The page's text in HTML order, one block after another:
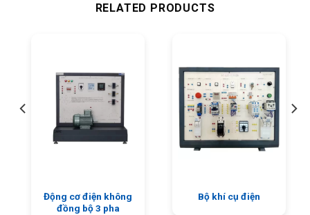
RELATED PRODUCTS
Động cơ điện không
đồng bộ 3 pha
Bộ khí cụ điện